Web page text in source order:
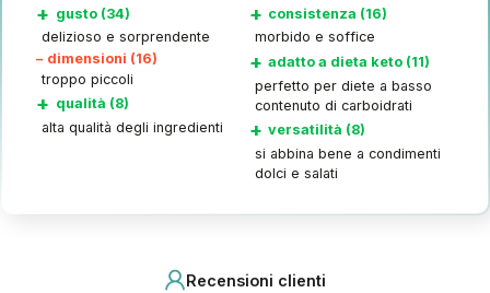
+ gusto (34)
delizioso e sorprendente
– dimensioni (16)
troppo piccoli
+ qualità (8)
alta qualità degli ingredienti
+ consistenza (16)
morbido e soffice
+ adatto a dieta keto (11)
perfetto per diete a basso
contenuto di carboidrati
+ versatilità (8)
si abbina bene a condimenti
dolci e salati
Recensioni clienti